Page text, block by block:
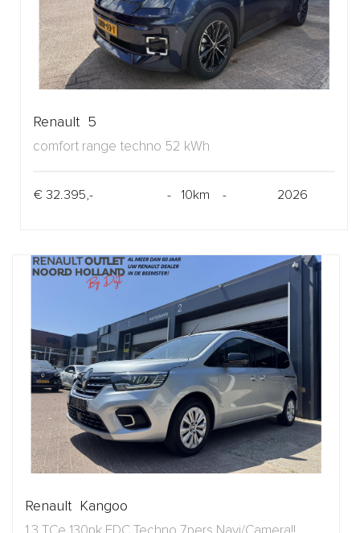
Renault 5
comfort range techno 52 kWh
€ 32.395,- - 10km - 2026
Renault Kangoo